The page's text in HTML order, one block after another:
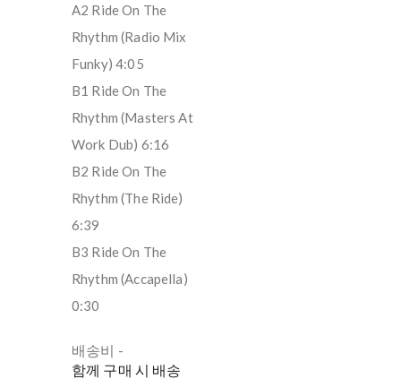
A2 Ride On The
Rhythm (Radio Mix
Funky) 4:05
B1 Ride On The
Rhythm (Masters At
Work Dub) 6:16
B2 Ride On The
Rhythm (The Ride)
6:39
B3 Ride On The
Rhythm (Accapella)
0:30
배송비 -
함께 구매 시 배송